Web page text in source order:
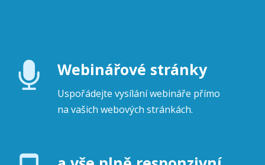
Webinářové stránky
Uspořádejte vysílání webináře přímo
na vašich webových stránkách.